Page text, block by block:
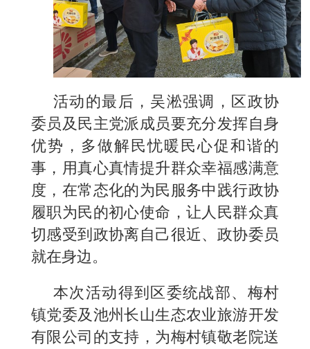
活动的最后，吴淞强调，区政协
委员及民主党派成员要充分发挥自身
优势，多做解民忧暖民心促和谐的
事，用真心真情提升群众幸福感满意
度，在常态化的为民服务中践行政协
履职为民的初心使命，让人民群众真
切感受到政协离自己很近、政协委员
就在身边。
本次活动得到区委统战部、梅村
镇党委及池州长山生态农业旅游开发
有限公司的支持，为梅村镇敬老院送